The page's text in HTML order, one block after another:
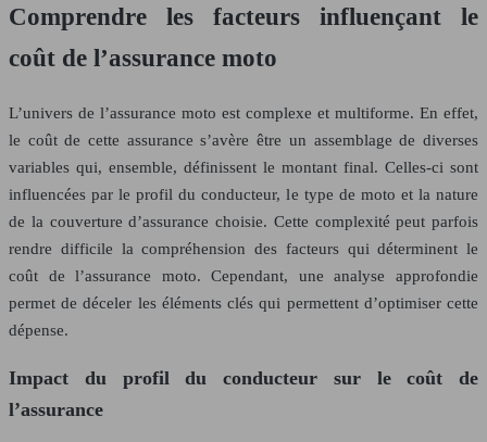
Comprendre les facteurs influençant le
coût de l’assurance moto
L’univers de l’assurance moto est complexe et multiforme. En effet,
le coût de cette assurance s’avère être un assemblage de diverses
variables qui, ensemble, définissent le montant final. Celles-ci sont
influencées par le profil du conducteur, le type de moto et la nature
de la couverture d’assurance choisie. Cette complexité peut parfois
rendre difficile la compréhension des facteurs qui déterminent le
coût de l’assurance moto. Cependant, une analyse approfondie
permet de déceler les éléments clés qui permettent d’optimiser cette
dépense.
Impact du profil du conducteur sur le coût de
l’assurance